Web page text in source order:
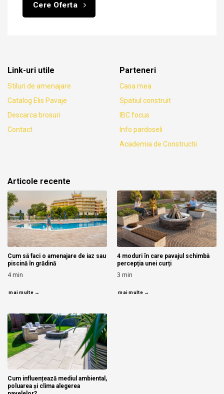
Cere Oferta
Link-uri utile
Stiluri de amenajare
Catalog Elis Pavaje
Descarca brosuri
Contact
Parteneri
Casa mea
Spatiul construit
IBC focus
Info pardoseli
Academia de Constructii
Articole recente
Cum să faci o amenajare de iaz sau
piscină în grădină
4min
mai multe →
4 moduri în care pavajul schimbă
percepția unei curți
3 min
mai multe →
Cum influențează mediul ambiental,
poluarea și clima alegerea